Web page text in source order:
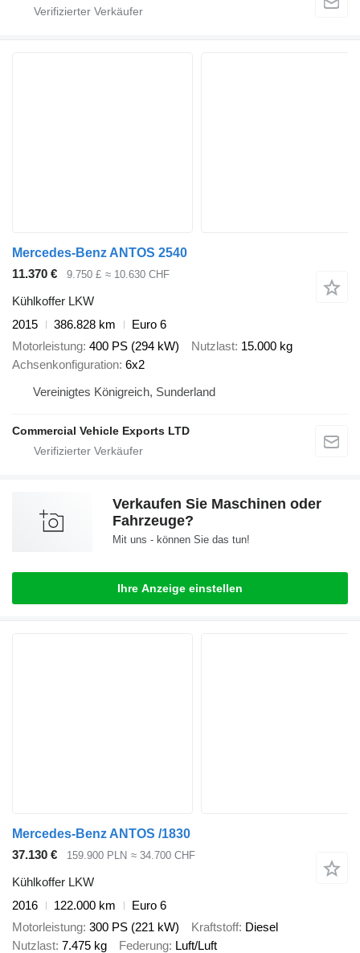
Mercedes-Benz ANTOS 2540
11.370 €
9.750 £ ≈ 10.630 CHF
Kühlkoffer LKW
2015
386.828 km
Euro 6
Motorleistung 400 PS (294 kW) Nutzlast 15.000 kg
Achsenkonfiguration 6x2
Vereinigtes Königreich, Sunderland
Commercial Vehicle Exports LTD
Verkaufen Sie Maschinen oder
Fahrzeuge?
Mit uns - können Sie das tun!
Ihre Anzeige einstellen
Mercedes-Benz ANTOS /1830
37.130 €
159.900 PLN ≈ 34.700 CHF
Kühlkoffer LKW
2016
122.000 km
Euro 6
Motorleistung 300 PS (221 kW) Kraftstoff Diesel
Nutzlast 7.475 kg Federung Luft/Luft